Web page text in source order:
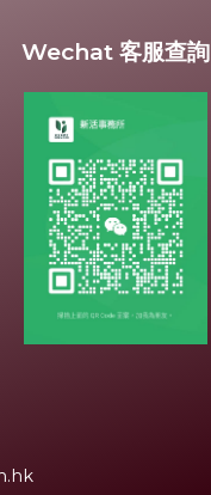
Wechat 客服查詢